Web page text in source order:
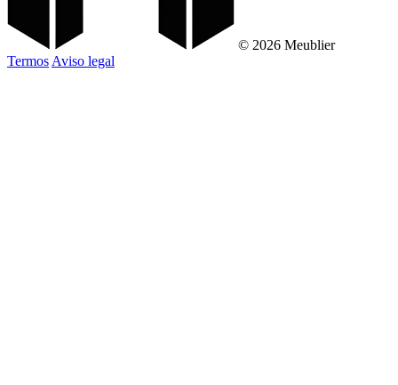
© 2026 Meublier
Termos Aviso legal